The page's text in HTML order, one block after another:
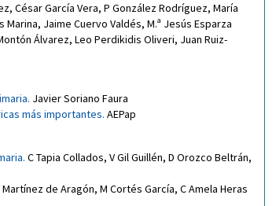
, César García Vera, P González Rodríguez, María
Marina, Jaime Cuervo Valdés, M.ª Jesús Esparza
Álvarez, Leo Perdikidis Oliveri, Juan Ruiz-
Javier Soriano Faura
más importantes. AEPap
C Tapia Collados, V Gil Guillén, D Orozco Beltrán,
Martínez de Aragón, M Cortés García, C Amela Heras